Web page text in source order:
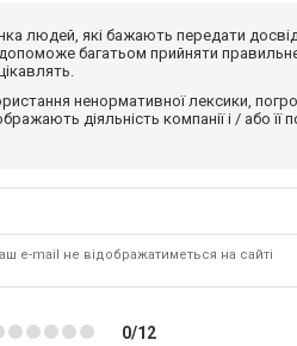
людей, які бажають передати
багатьом прийняти
ненормативної лексики,
діяльність компанії і / або
e-mail не відображатиметься на сайті
0/12